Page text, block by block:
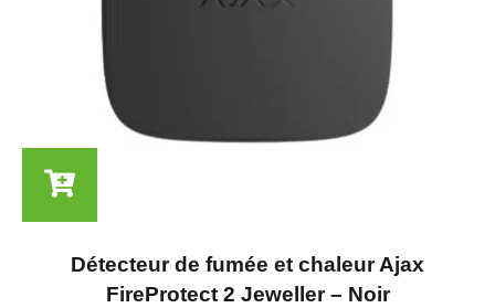
Détecteur de fumée et chaleur Ajax
FireProtect 2 Jeweller – Noir